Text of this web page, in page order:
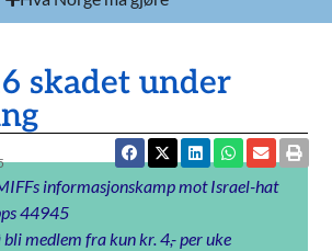
skadet under
informasjonskamp mot Israel-hat
44945
medlem fra kun kr. 4,- per uke